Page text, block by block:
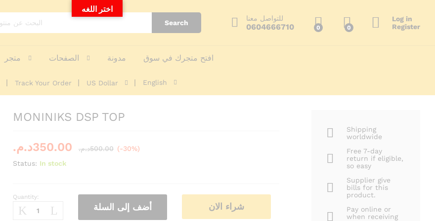
Search
للتواصل معنا
0604666710 0 0
Log in
Register
متجر الصفحات مدونة افتح متجرك في سوق
Track Your Order US Dollar English
MONINIKS DSP TOP
350.00د.م. 500.00د.م.
(-30%)
Status: In stock
MONINIKS
DSP
Quantity:
أضف إلى السلة شراء الان
Shipping
worldwide
Free 7-day
return if eligible,
so easy
Supplier give
bills for this
product.
Pay online or
when receiving
اختر اللغه
500.00